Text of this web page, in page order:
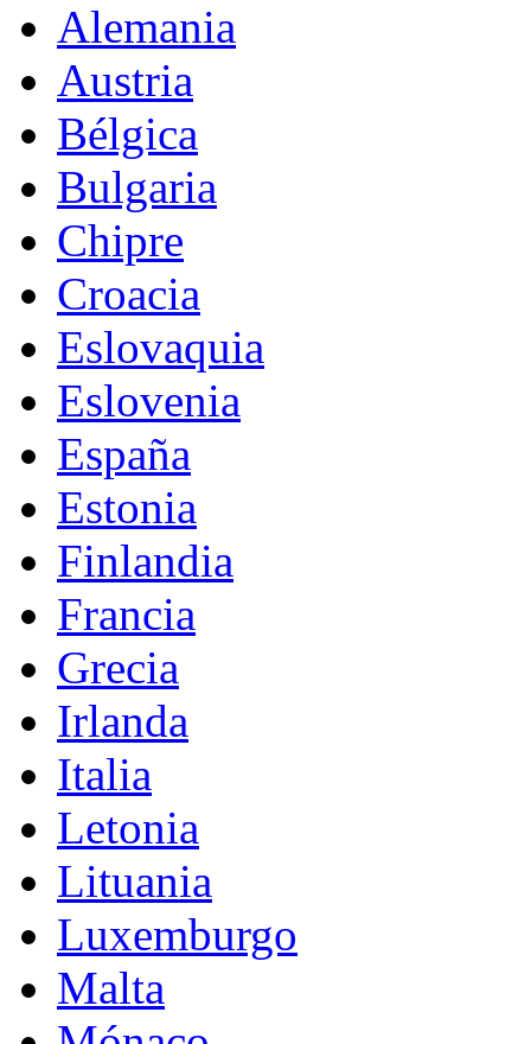
Alemania
Austria
Bélgica
Bulgaria
Chipre
Croacia
Eslovaquia
Eslovenia
España
Estonia
Finlandia
Francia
Grecia
Irlanda
Italia
Letonia
Lituania
Luxemburgo
Malta